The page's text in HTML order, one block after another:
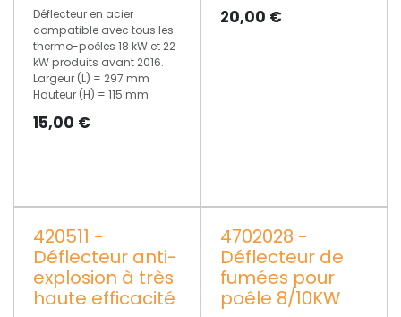
Déflecteur en acier
compatible avec tous les
thermo-poêles 18 kW et 22
kW produits avant 2016.
Largeur (L) = 297 mm
Hauteur (H) = 115 mm
15,00 €
20,00 €
420511 -
Déflecteur anti-
explosion à très
haute efficacité
4702028 -
Déflecteur de
fumées pour
poêle 8/10KW